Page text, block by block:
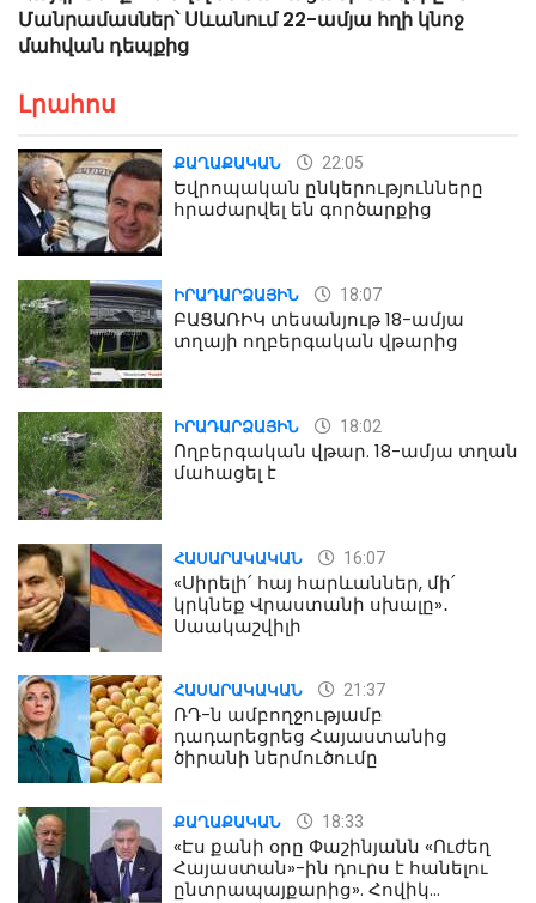
Մանրամասներ՝ Սևանում 22-ամյա հղի կնոջ
մահվան դեպքից
Լրահոս
ՔԱՂԱՔԱԿԱՆ 22:05
Եվրոպական ընկերությունները
հրաժարվել են գործարքից
ԻՐԱԴԱՐՁԱՅԻՆ 18:07
ԲԱՑԱՌԻԿ տեսանյութ 18-ամյա
տղայի ողբերգական վթարից
ԻՐԱԴԱՐՁԱՅԻՆ 18:02
Ողբերգական վթար. 18-ամյա տղան
մահացել է
ՀԱՍԱՐԱԿԱԿԱՆ 16:07
«Սիրելի՛ հայ հարևաններ, մի՛
կրկնեք Վրաստանի սխալը»․
Սաակաշվիլի
ՀԱՍԱՐԱԿԱԿԱՆ 21:37
ՌԴ-ն ամբողջությամբ
դադարեցրեց Հայաստանից
ծիրանի ներմուծումը
ՔԱՂԱՔԱԿԱՆ 18:33
«Էս քանի օրը Փաշինյանն «Ուժեղ
Հայաստան»-ին դուրս է հանելու
ընտրապայքարից». Հովիկ